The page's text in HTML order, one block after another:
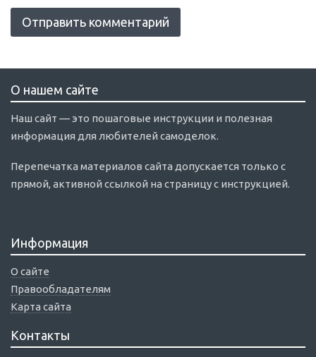
О нашем сайте
Наш сайт — это пошаговые инструкции и полезная
информация для любителей самоделок.
Перепечатка материалов сайта допускается только с
прямой, активной ссылкой на страницу с инструкцией.
Информация
О сайте
Правообладателям
Карта сайта
Контакты